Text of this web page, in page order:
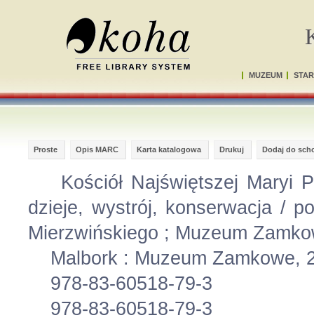
MUZEUM
Proste Opis MARC Karta katalogowa Drukuj Dodaj do
Kościół Najświętszej Maryi
dzieje, wystrój, konserwacja /
Mierzwińskiego ; Muzeum
Malbork : Muzeum Zamkowe,
978-83-60518-79-3
978-83-60518-79-3